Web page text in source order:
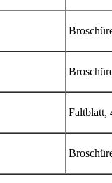
Faltblatt,